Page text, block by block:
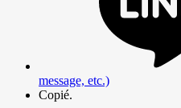
message, etc.)
Copié.